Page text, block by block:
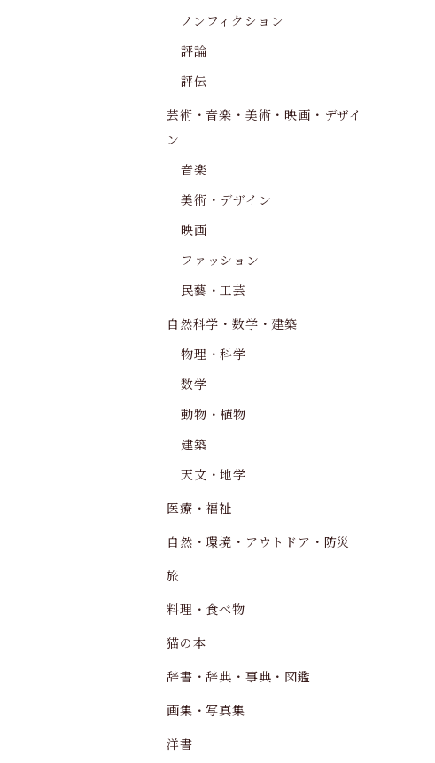
ノンフィクション
評論
評伝
芸術・音楽・美術・映画・デザイ
ン
音楽
美術・デザイン
映画
ファッション
民藝・工芸
自然科学・数学・建築
物理・科学
数学
動物・植物
建築
天文・地学
医療・福祉
自然・環境・アウトドア・防災
旅
料理・食べ物
猫の本
辞書・辞典・事典・図鑑
画集・写真集
洋書